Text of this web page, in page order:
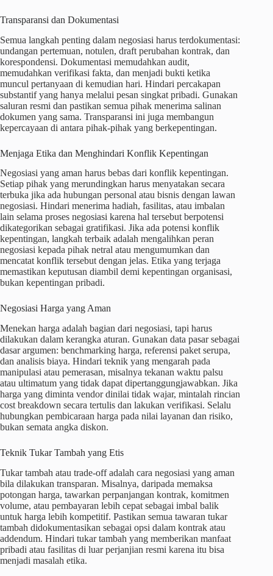
Transparansi dan Dokumentasi
Semua langkah penting dalam negosiasi harus terdokumentasi:
undangan pertemuan, notulen, draft perubahan kontrak, dan
korespondensi. Dokumentasi memudahkan audit,
memudahkan verifikasi fakta, dan menjadi bukti ketika
muncul pertanyaan di kemudian hari. Hindari percakapan
substantif yang hanya melalui pesan singkat pribadi. Gunakan
saluran resmi dan pastikan semua pihak menerima salinan
dokumen yang sama. Transparansi ini juga membangun
kepercayaan di antara pihak-pihak yang berkepentingan.
Menjaga Etika dan Menghindari Konflik Kepentingan
Negosiasi yang aman harus bebas dari konflik kepentingan.
Setiap pihak yang merundingkan harus menyatakan secara
terbuka jika ada hubungan personal atau bisnis dengan lawan
negosiasi. Hindari menerima hadiah, fasilitas, atau imbalan
lain selama proses negosiasi karena hal tersebut berpotensi
dikategorikan sebagai gratifikasi. Jika ada potensi konflik
kepentingan, langkah terbaik adalah mengalihkan peran
negosiasi kepada pihak netral atau mengumumkan dan
mencatat konflik tersebut dengan jelas. Etika yang terjaga
memastikan keputusan diambil demi kepentingan organisasi,
bukan kepentingan pribadi.
Negosiasi Harga yang Aman
Menekan harga adalah bagian dari negosiasi, tapi harus
dilakukan dalam kerangka aturan. Gunakan data pasar sebagai
dasar argumen: benchmarking harga, referensi paket serupa,
dan analisis biaya. Hindari teknik yang mengarah pada
manipulasi atau pemerasan, misalnya tekanan waktu palsu
atau ultimatum yang tidak dapat dipertanggungjawabkan. Jika
harga yang diminta vendor dinilai tidak wajar, mintalah rincian
cost breakdown secara tertulis dan lakukan verifikasi. Selalu
hubungkan pembicaraan harga pada nilai layanan dan risiko,
bukan semata angka diskon.
Teknik Tukar Tambah yang Etis
Tukar tambah atau trade-off adalah cara negosiasi yang aman
bila dilakukan transparan. Misalnya, daripada memaksa
potongan harga, tawarkan perpanjangan kontrak, komitmen
volume, atau pembayaran lebih cepat sebagai imbal balik
untuk harga lebih kompetitif. Pastikan semua tawaran tukar
tambah didokumentasikan sebagai opsi dalam kontrak atau
addendum. Hindari tukar tambah yang memberikan manfaat
pribadi atau fasilitas di luar perjanjian resmi karena itu bisa
menjadi masalah etika.